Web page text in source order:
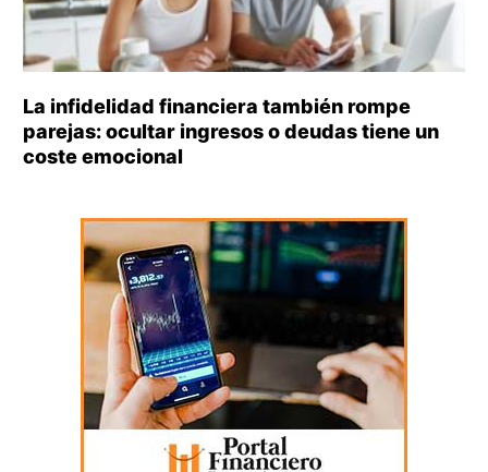
La infidelidad financiera también rompe
parejas: ocultar ingresos o deudas tiene un
coste emocional